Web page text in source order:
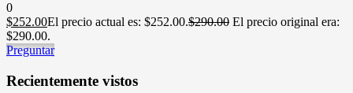
0
$252.00El precio actual es: $252.00.$290.00 El precio original era:
$290.00.
Preguntar
Recientemente vistos